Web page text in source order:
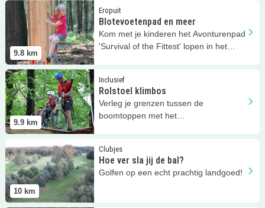
9.8 km
Eropuit
Blotevoetenpad en meer
Kom met je kinderen het Avonturenpad
'Survival of the Fittest' lopen in het
Lees meer Blotevoetenpad en meer
9.9 km
Inclusief
Rolstoel klimbos
Verleg je grenzen tussen de
boomtoppen met het
Lees meer Rolstoel klimbos
10 km
Clubjes
Hoe ver sla jij de bal?
Golfen op een echt prachtig landgoed!
Lees meer Hoe ver sla jij de bal?